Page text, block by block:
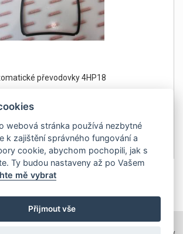
převodovky 4HP18
Detail
1
TOPWEBY - webhosting, domény, tvorba www
webová stránka používá nezbytné
k zajištění správného fungování a
cookie, abychom pochopili, jak s
Ty budou nastaveny až po Vašem
mě vybrat
Přijmout vše